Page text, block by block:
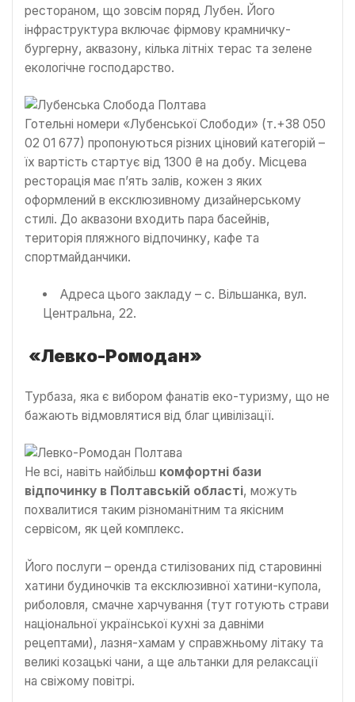
рестораном, що зовсім поряд Лубен. Його
інфраструктура включає фірмову крамничку-
бургерну, аквазону, кілька літніх терас та зелене
екологічне господарство.
Готельні номери «Лубенської Слободи» (т.+38 050
02 01 677) пропонуються різних ціновий категорій –
їх вартість стартує від 1300 ₴ на добу. Місцева
ресторація має п’ять залів, кожен з яких
оформлений в ексклюзивному дизайнерському
стилі. До аквазони входить пара басейнів,
територія пляжного відпочинку, кафе та
спортмайданчики.
Адреса цього закладу – с. Вільшанка, вул.
Центральна, 22.
«Левко-Ромодан»
Турбаза, яка є вибором фанатів еко-туризму, що не
бажають відмовлятися від благ цивілізації.
Не всі, навіть найбільш комфортні бази
відпочинку в Полтавській області, можуть
похвалитися таким різноманітним та якісним
сервісом, як цей комплекс.
Його послуги – оренда стилізованих під старовинні
хатини будиночків та ексклюзивної хатини-купола,
риболовля, смачне харчування (тут готують страви
національної української кухні за давніми
рецептами), лазня-хамам у справжньому літаку та
великі козацькі чани, а ще альтанки для релаксації
на свіжому повітрі.